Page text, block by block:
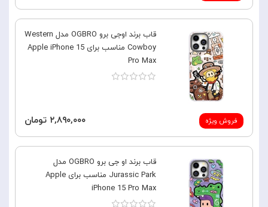
فروش ویژه
قاب برند اوجی برو OGBRO مدل Western
Cowboy مناسب برای Apple iPhone 15
Pro Max
۲,۸۹۰,۰۰۰ تومان
قاب برند او جی برو OGBRO مدل
Jurassic Park مناسب برای Apple
iPhone 15 Pro Max